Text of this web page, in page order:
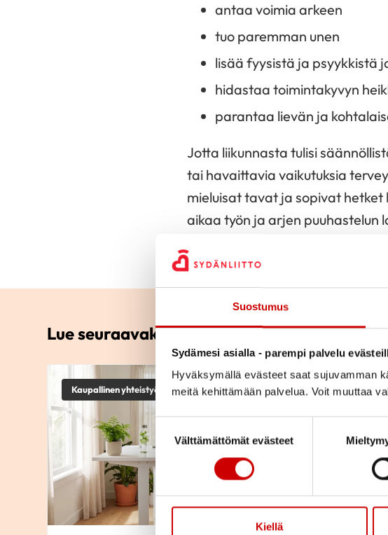
Suostumus
Sydämesi asialla - parempi palvelu
Hyväksymällä evästeet saat sujuvamman
meitä kehittämään palvelua. Voit muuttaa
Välttämättömät evästeet
Kiellä
antaa voimia arkeen
tuo paremman unen
lisää fyysistä ja psyykkistä
hidastaa toimintakyvyn
parantaa lievän ja
Jotta liikunnasta tulisi
tai havaittavia vaikutuksia
mieluisat tavat ja sopivat hetket
aikaa työn ja arjen puuhastelun
Lue seuraavaksi
Kaupallinen yhteistyö